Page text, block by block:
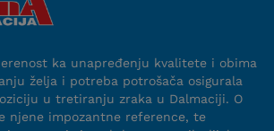
ka unapređenju kvalitete i obima
želja i potreba potrošača osigurala
u tretiranju zraka u Dalmaciji. O
njene impozantne reference, te